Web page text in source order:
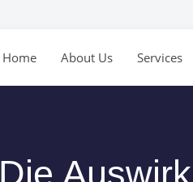
Home About Us Services
Die